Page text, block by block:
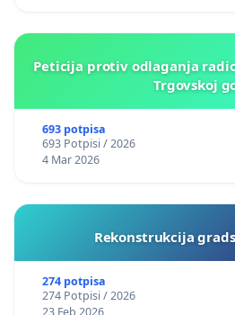
Peticija protiv odlaganja
Trgovskoj
693 potpisa
693 Potpisi / 2026
4 Mar 2026
Rekonstrukcija
274 potpisa
274 Potpisi / 2026